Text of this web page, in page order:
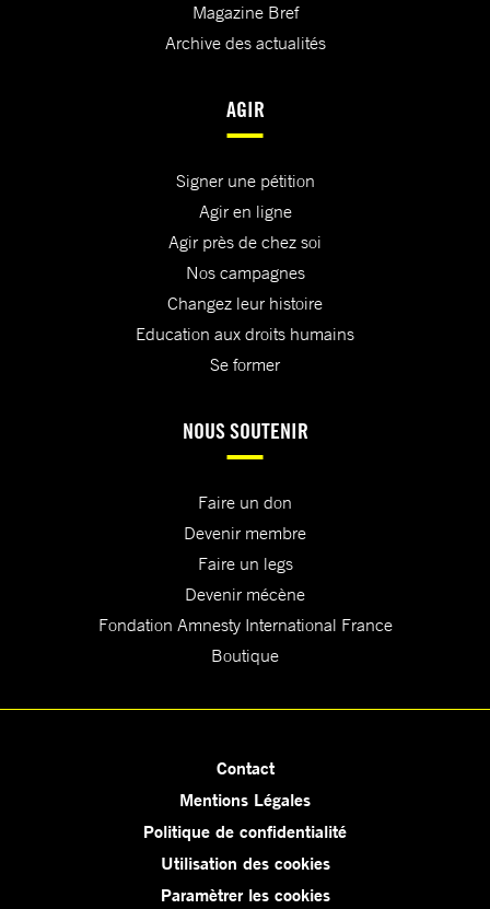
Magazine Bref
Archive des actualités
AGIR
Signer une pétition
Agir en ligne
Agir près de chez soi
Nos campagnes
Changez leur histoire
Education aux droits humains
Se former
NOUS SOUTENIR
Faire un don
Devenir membre
Faire un legs
Devenir mécène
Fondation Amnesty International France
Boutique
Contact
Mentions Légales
Politique de confidentialité
Utilisation des cookies
Paramètrer les cookies